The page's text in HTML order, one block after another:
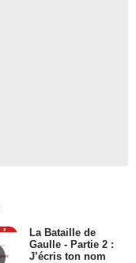
La Bataille de
Gaulle - Partie 2 :
J’écris ton nom